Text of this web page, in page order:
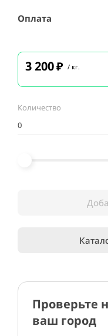
Оплата
3 200₽ / кг.
Количество
Проверьте
ваш город